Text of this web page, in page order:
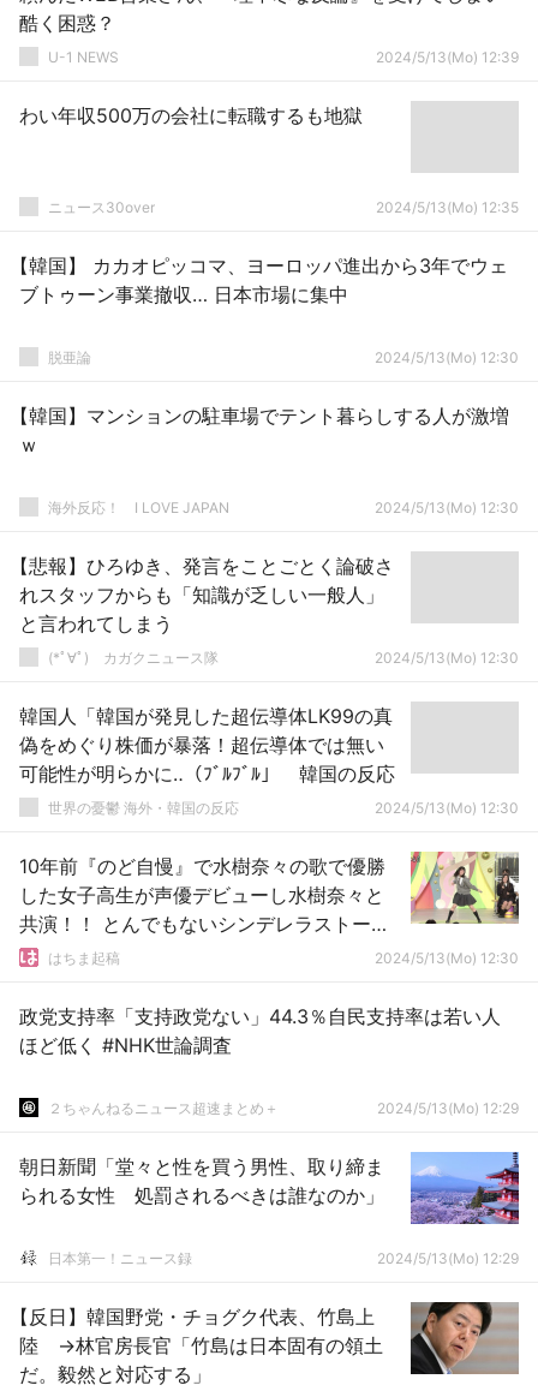
酷く困惑？
U-1 NEWS 2024/5/13(Mo) 12:39
わい年収500万の会社に転職するも地獄
ニュース30over 2024/5/13(Mo) 12:35
【韓国】 カカオピッコマ、ヨーロッパ進出から3年でウェ
ブトゥーン事業撤収… 日本市場に集中
脱亜論 2024/5/13(Mo) 12:30
【韓国】マンションの駐車場でテント暮らしする人が激増
ｗ
海外反応！ I LOVE JAPAN 2024/5/13(Mo) 12:30
【悲報】ひろゆき、発言をことごとく論破さ
れスタッフからも「知識が乏しい一般人」
と言われてしまう
(*ﾟ∀ﾟ)ゞカガクニュース隊 2024/5/13(Mo) 12:30
韓国人「韓国が発見した超伝導体LK99の真
偽をめぐり株価が暴落！超伝導体では無い
可能性が明らかに‥（ﾌﾞﾙﾌﾞﾙ」 韓国の反応
世界の憂鬱 海外・韓国の反応 2024/5/13(Mo) 12:30
10年前『のど自慢』で水樹奈々の歌で優勝
した女子高生が声優デビューし水樹奈々と
共演！！ とんでもないシンデレラストーリ
ー はちま起稿 2024/5/13(Mo) 12:30
政党支持率「支持政党ない」44.3％自民支持率は若い人
ほど低く #NHK世論調査
２ちゃんねるニュース超速まとめ＋ 2024/5/13(Mo) 12:29
朝日新聞「堂々と性を買う男性、取り締ま
られる女性 処罰されるべきは誰なのか」
日本第一！ニュース録 2024/5/13(Mo) 12:29
【反日】韓国野党・チョグク代表、竹島上
陸 →林官房長官「竹島は日本固有の領土
だ。毅然と対応する」